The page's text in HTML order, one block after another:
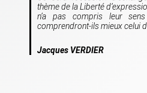
thème de la Liberté
n’a pas compris leur
comprendront-ils mieux celui
Jacques VERDIER